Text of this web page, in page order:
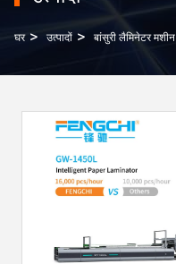
घर > उत्पादों > बांसुरी लैमिनेटर मशीन